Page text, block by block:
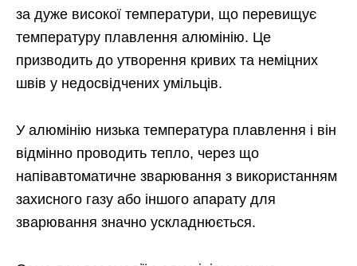
за дуже високої температури, що перевищує
температуру плавлення алюмінію. Це
призводить до утворення кривих та неміцних
швів у недосвідчених умільців.
У алюмінію низька температура плавлення і він
відмінно проводить тепло, через що
напівавтоматичне зварювання з використанням
захисного газу або іншого апарату для
зварювання значно ускладнюється.